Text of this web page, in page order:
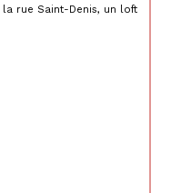
rue Saint-Denis, un loft